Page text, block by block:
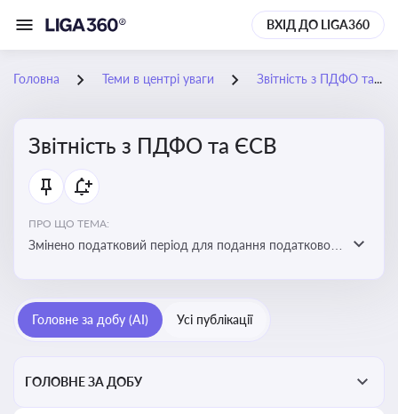
ВХІД ДО LIGA360
Головна Теми в центрі уваги Звітність з ПДФО та ЄСВ
Звітність з ПДФО та ЄСВ
ПРО ЩО ТЕМА:
Змінено податковий період для подання податкового
Головне за добу (AI) Усі публікації
ГОЛОВНЕ ЗА ДОБУ